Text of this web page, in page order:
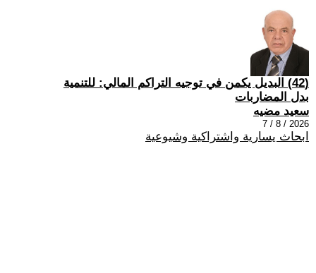
(42) البديل يكمن في توجيه التراكم المالي: للتنمية
بدل المضاربات
سعيد مضيه
2026 / 8 / 7
ابحاث يسارية واشتراكية وشيوعية